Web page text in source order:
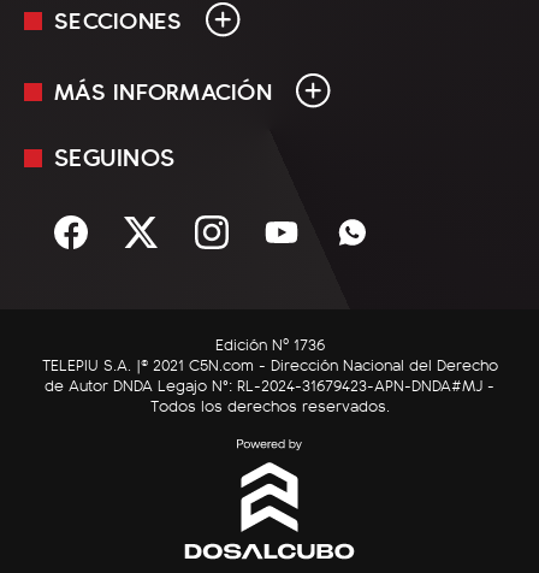
SECCIONES
En Vivo
Sociedad
C5N Autos
RatingCero
MÁS INFORMACIÓN
Mediakit
Términos y condiciones
SEGUINOS
Edición Nº 1736
TELEPIU S.A. |© 2021 C5N.com - Dirección Nacional del Derecho
de Autor DNDA Legajo N°: RL-2024-31679423-APN-DNDA#MJ -
Todos los derechos reservados.